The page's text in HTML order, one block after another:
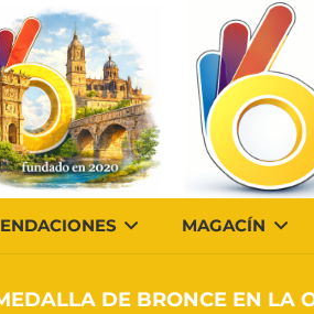
MAGACÍN
DE BRONCE EN